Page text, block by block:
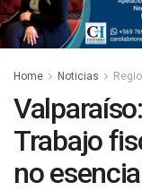
Home Noticias
Trabajo
no